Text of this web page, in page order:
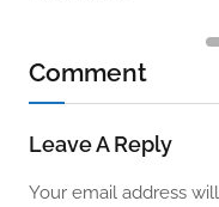
Comment
Leave A Reply
Your email address